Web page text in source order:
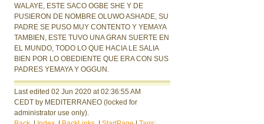
WALAYE, ESTE SACO OGBE SHE Y DE
PUSIERON DE NOMBRE OLUWO ASHADE, SU
PADRE SE PUSO MUY CONTENTO Y YEMAYA
TAMBIEN, ESTE TUVO UNA GRAN SUERTE EN
EL MUNDO, TODO LO QUE HACIA LE SALIA
BIEN POR LO OBEDIENTE QUE ERA CON SUS
PADRES YEMAYA Y OGGUN.
Last edited 02 Jun 2020at 02:36:55 AM
CEDTby MEDITERRANEO(locked for
administrator use only).